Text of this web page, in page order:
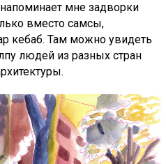
мне задворки
вместо самсы,
кебаб. Там можно увидеть
людей из разных стран